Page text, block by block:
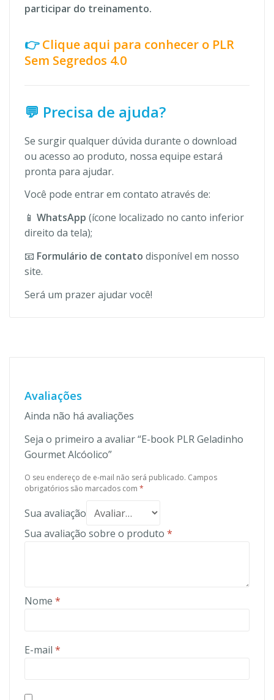
participar do treinamento.
👉 Clique aqui para conhecer o PLR
Sem Segredos 4.0
💬 Precisa de ajuda?
Se surgir qualquer dúvida durante o download
ou acesso ao produto, nossa equipe estará
pronta para ajudar.
Você pode entrar em contato através de:
📱 WhatsApp (ícone localizado no canto inferior
direito da tela);
📧 Formulário de contato disponível em nosso
site.
Será um prazer ajudar você!
Avaliações
Ainda não há avaliações
Seja o primeiro a avaliar “E-book PLR Geladinho
Gourmet Alcóolico”
O seu endereço de e-mail não será publicado. Campos
obrigatórios são marcados com *
Sua avaliação
Sua avaliação sobre o produto *
Nome *
E-mail *